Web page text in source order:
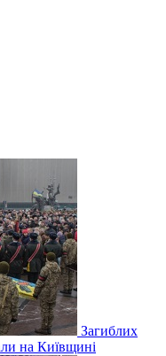
Загиблих
на Київщині